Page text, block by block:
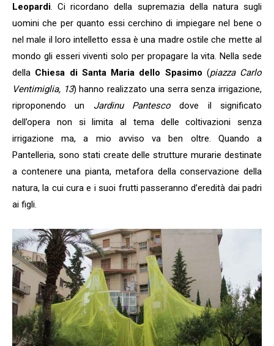
Leopardi . Ci ricordano della supremazia della natura sugli
uomini che per quanto essi cerchino di impiegare nel bene o
nel male il loro intelletto essa è una madre ostile che mette al
mondo gli esseri viventi solo per propagare la vita. Nella sede
della Chiesa di Santa Maria dello Spasimo (piazza Carlo
Ventimiglia, 13) hanno realizzato una serra senza irrigazione,
riproponendo un Jardinu Pantesco dove il significato
dell’opera non si limita al tema delle coltivazioni senza
irrigazione ma, a mio avviso va ben oltre. Quando a
Pantelleria, sono stati create delle strutture murarie destinate
a contenere una pianta, metafora della conservazione della
natura, la cui cura e i suoi frutti passeranno d’eredità dai padri
ai figli.